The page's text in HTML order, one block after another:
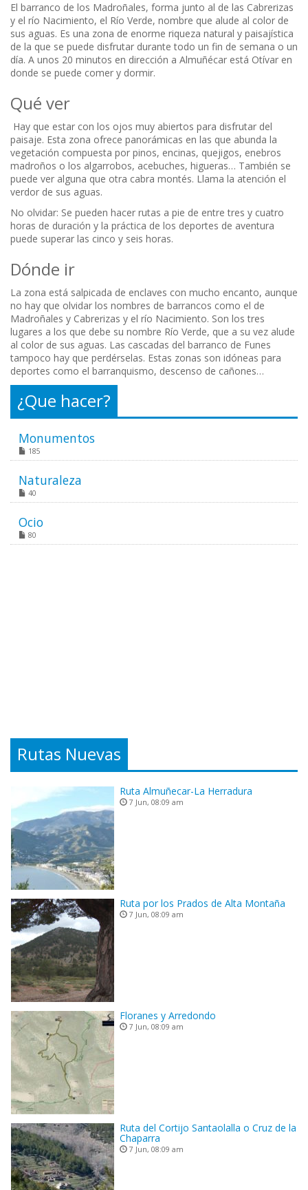
El barranco de los Madroñales, forma junto al de las Cabrerizas
y el río Nacimiento, el Río Verde, nombre que alude al color de
sus aguas. Es una zona de enorme riqueza natural y paisajística
de la que se puede disfrutar durante todo un fin de semana o un
día. A unos 20 minutos en dirección a Almuñécar está Otívar en
donde se puede comer y dormir.
Qué ver
Hay que estar con los ojos muy abiertos para disfrutar del
paisaje. Esta zona ofrece panorámicas en las que abunda la
vegetación compuesta por pinos, encinas, quejigos, enebros
madroños o los algarrobos, acebuches, higueras… También se
puede ver alguna que otra cabra montés. Llama la atención el
verdor de sus aguas.
No olvidar: Se pueden hacer rutas a pie de entre tres y cuatro
horas de duración y la práctica de los deportes de aventura
puede superar las cinco y seis horas.
Dónde ir
La zona está salpicada de enclaves con mucho encanto, aunque
no hay que olvidar los nombres de barrancos como el de
Madroñales y Cabrerizas y el río Nacimiento. Son los tres
lugares a los que debe su nombre Río Verde, que a su vez alude
al color de sus aguas. Las cascadas del barranco de Funes
tampoco hay que perdérselas. Estas zonas son idóneas para
deportes como el barranquismo, descenso de cañones…
¿Que hacer?
Monumentos
185
Naturaleza
40
Ocio
80
Rutas Nuevas
Ruta Almuñecar-La Herradura
7 Jun, 08:09 am
Ruta por los Prados de Alta Montaña
7 Jun, 08:09 am
Floranes y Arredondo
7 Jun, 08:09 am
Ruta del Cortijo Santaolalla o Cruz de la
Chaparra
7 Jun, 08:09 am